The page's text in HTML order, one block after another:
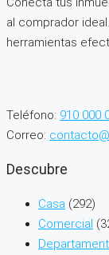
al comprador
herramientas
Teléfono: 910 000
Correo:
Descubre
Casa (292)
Comercial